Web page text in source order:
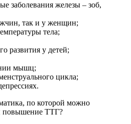
заболевания железы – зоб,
так и у женщин;
тела;
развития у детей;
мышц;
цикла;
по которой можно
повышение ТТГ?